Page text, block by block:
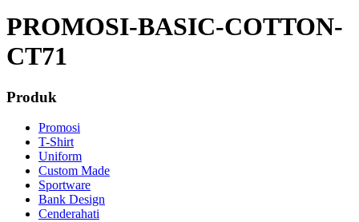
PROMOSI-BASIC-COTTON-
CT71
Produk
Promosi
T-Shirt
Uniform
Custom Made
Sportware
Bank Design
Cenderahati